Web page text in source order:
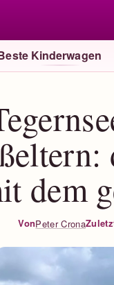
Kinderwagen
dem
VonPeter Crona